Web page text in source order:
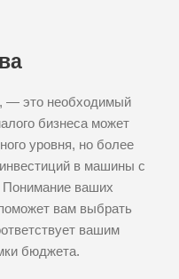
— это необходимый
бизнеса может
уровня, но более
в машины с
Понимание ваших
вам выбрать
вашим
бюджета.